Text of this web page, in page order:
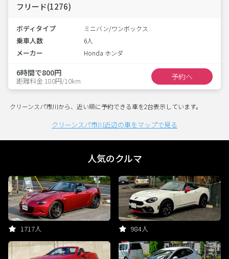
フリード(1276)
ボディタイプ ミニバン/ワンボックス
乗車人数 6人
メーカー Honda ホンダ
6時間で800円
距離料金 180円/10km 予約へ
クリーンスパ市川から、近い順に予約できる車を2台表示しています。
クリーンスパ市川近辺の車をマップで見る
人気のクルマ
1717人 984人